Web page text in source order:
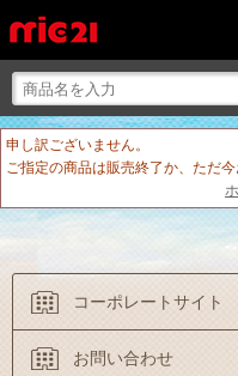
申し訳ございません。
ご指定の商品は販売終了か、ただ
コーポレートサイト
お問い合わせ